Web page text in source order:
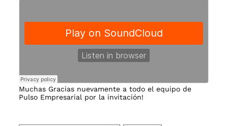
Muchas Gracias nuevamente a todo el equipo de
Pulso Empresarial por la invitación!